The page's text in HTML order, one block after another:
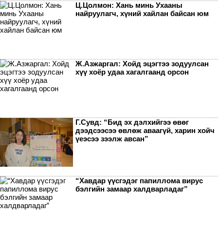
Ц.Цолмон: Хань минь Ухааны
найруулагч, хүний хайлан байсан юм
Ж.Азжаргал: Хойд эцэгтээ зодуулсан
хүү хоёр удаа хагалгаанд орсон
Г.Сувд: “Бид эх дэлхийгээ өвөг
дээдсээсээ өвлөж аваагүй, харин хойч
үеэсээ зээлж авсан”
“Хавдар үүсгэдэг папиллома вирус
бэлгийн замаар халдварладаг”